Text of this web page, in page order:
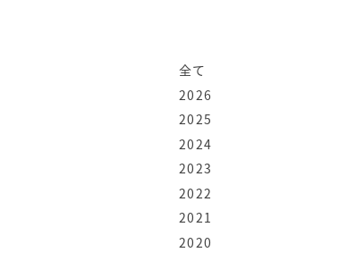
全て
2026
2025
2024
2023
2022
2021
2020